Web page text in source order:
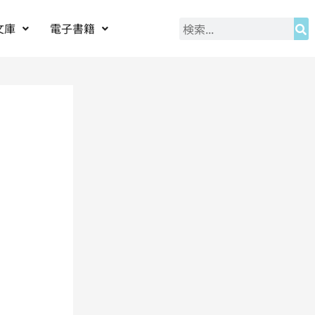
庫 電子書籍